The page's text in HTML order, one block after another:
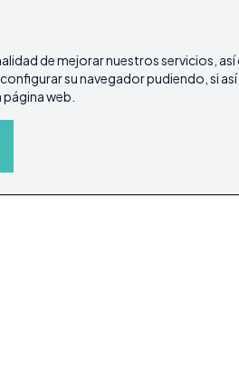
de mejorar nuestros servicios,
su navegador pudiendo, si
web.